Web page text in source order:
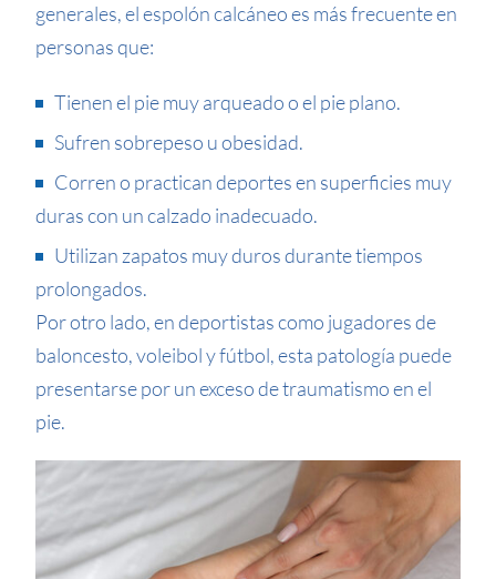
generales, el espolón calcáneo es más frecuente en
personas que:
Tienen el pie muy arqueado o el pie plano.
Sufren sobrepeso u obesidad.
Corren o practican deportes en superficies muy
duras con un calzado inadecuado.
Utilizan zapatos muy duros durante tiempos
prolongados.
Por otro lado, en deportistas como jugadores de
baloncesto, voleibol y fútbol, esta patología puede
presentarse por un exceso de traumatismo en el
pie.